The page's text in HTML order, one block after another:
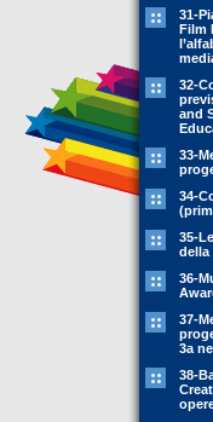
31-
Film
32-
and
33-
34-
35-
della
36-
37-
3a
38-